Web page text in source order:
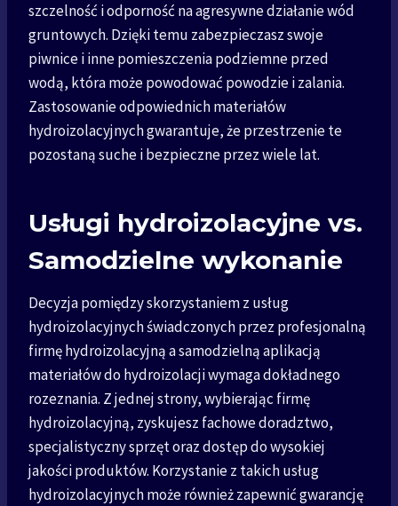
szczelność i odporność na agresywne działanie wód
gruntowych. Dzięki temu zabezpieczasz swoje
piwnice i inne pomieszczenia podziemne przed
wodą, która może powodować powodzie i zalania.
Zastosowanie odpowiednich materiałów
hydroizolacyjnych gwarantuje, że przestrzenie te
pozostaną suche i bezpieczne przez wiele lat.
Usługi hydroizolacyjne vs.
Samodzielne wykonanie
Decyzja pomiędzy skorzystaniem z usług
hydroizolacyjnych świadczonych przez profesjonalną
firmę hydroizolacyjną a samodzielną aplikacją
materiałów do hydroizolacji wymaga dokładnego
rozeznania. Z jednej strony, wybierając firmę
hydroizolacyjną, zyskujesz fachowe doradztwo,
specjalistyczny sprzęt oraz dostęp do wysokiej
jakości produktów. Korzystanie z takich usług
hydroizolacyjnych może również zapewnić gwarancję